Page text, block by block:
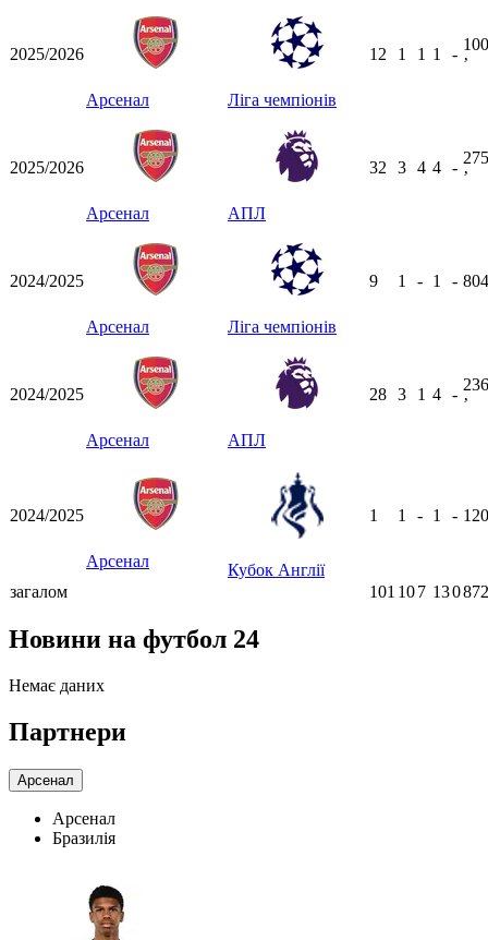
2025/2026
Арсенал Ліга чемпіонів
12 1 1 1 -
ʼ
2025/2026
Арсенал АПЛ
32 3 4 4 -
ʼ
2024/2025
Арсенал Ліга чемпіонів
9 1 - 1 -
2024/2025
Арсенал АПЛ
28 3 1 4 -
ʼ
2024/2025
Арсенал Кубок Англії
1 1 - 1 -
загалом 101 107 130
Новини на футбол 24
Немає даних
Партнери
Арсенал
Арсенал
Бразилія